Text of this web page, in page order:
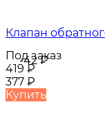
-42₽
Клапан
Под заказ
419 ₽
377 ₽
Купить